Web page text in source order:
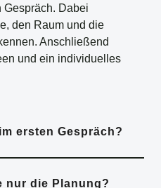
Gespräch. Dabei
den Raum und die
Anschließend
und ein individuelles
ersten Gespräch?
nur die Planung?